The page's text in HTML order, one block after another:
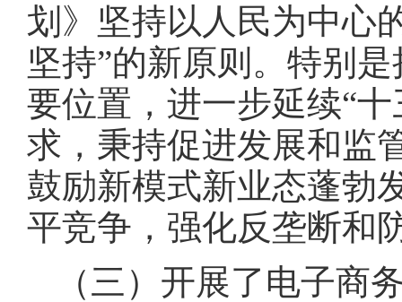
划》坚持以人民为中心
坚持”的新原则。特别
要位置，进一步延续“
求，秉持促进发展和监
鼓励新模式新业态蓬勃
平竞争，强化反垄断和
（三）开展了电子商